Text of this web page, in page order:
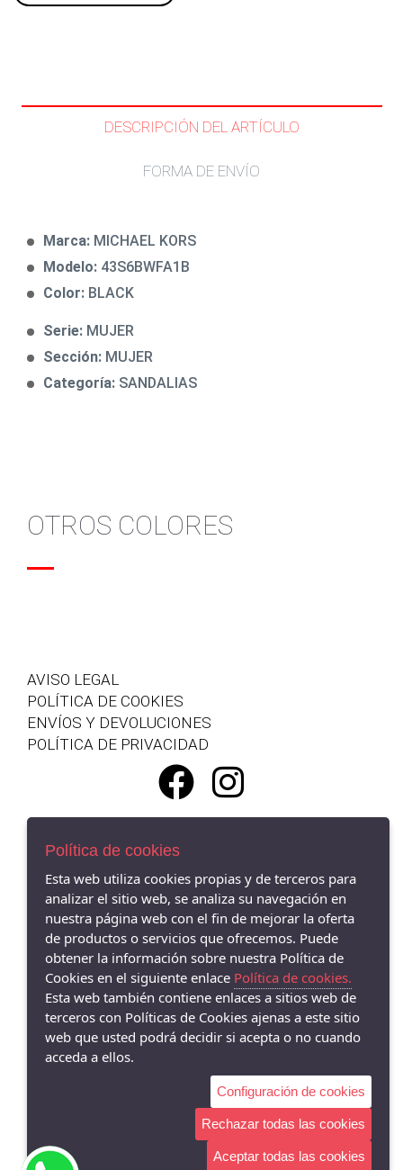
DESCRIPCIÓN DEL ARTÍCULO
FORMA DE ENVÍO
Marca: MICHAEL KORS
Modelo: 43S6BWFA1B
Color: BLACK
Serie: MUJER
Sección: MUJER
Categoría: SANDALIAS
OTROS COLORES
AVISO LEGAL
POLÍTICA DE COOKIES
ENVÍOS Y DEVOLUCIONES
POLÍTICA DE PRIVACIDAD
(Alicante)
La Zapatilla Roja en Alameda Alcoy - Av/ Alameda Camilo Sexto 19,
Alcoy - 03803 (Alicante)
966338575
La Zapatilla Roja Cocentaina - Av/ Passeig del Comtat 63, Cocentaina -
03820 (Alicante)
965590962
La Zapatilla Roja El Campello - Av/ San Bartolomé 62, El Campello -
03560 (Alicante)
966055895
Política de cookies
Esta web utiliza cookies propias y de terceros para
analizar el sitio web, se analiza su navegación en
nuestra página web con el fin de mejorar la oferta
de productos o servicios que ofrecemos. Puede
obtener la información sobre nuestra Política de
Cookies en el siguiente enlace Política de cookies.
Esta web también contiene enlaces a sitios web de
terceros con Políticas de Cookies ajenas a este sitio
web que usted podrá decidir si acepta o no cuando
acceda a ellos.
Configuración de cookies
Rechazar todas las cookies
Aceptar todas las cookies